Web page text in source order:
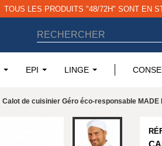
TOUS LES PRODUITS "48/72H" SONT EN
EPI LINGE
Calot de cuisinier Géro éco-responsable MADE